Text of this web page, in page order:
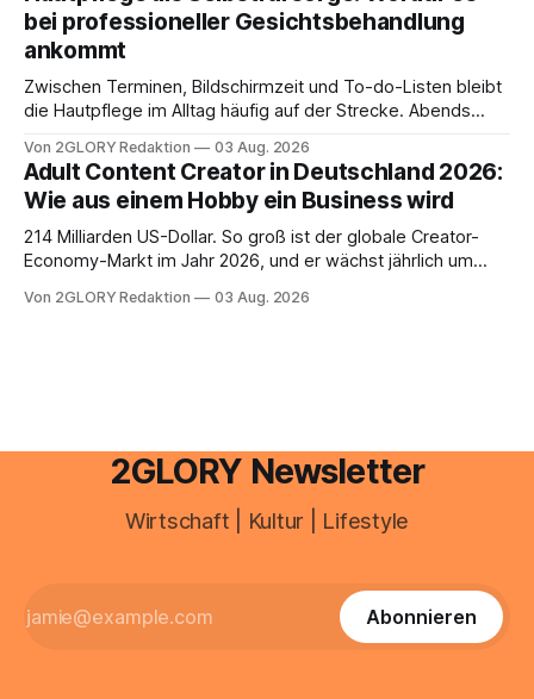
bei professioneller Gesichtsbehandlung
ankommt
Zwischen Terminen, Bildschirmzeit und To-do-Listen bleibt
die Hautpflege im Alltag häufig auf der Strecke. Abends
Drogerie – mehr ist zeitlich oft nicht drin. Dabei reagiert die
Haut empfindlich auf Stress, Schlafmangel und
Umwelteinflüsse: Sie wirkt müde, spannt oder neigt zu
Unreinheiten. Professionelle
Von 2GLORY Redaktion 03 Aug. 2026
Adult Content Creator in Deutschland 2026:
Wie aus einem Hobby ein Business wird
214 Milliarden US-Dollar. So groß ist der globale Creator-
Economy-Markt im Jahr 2026, und er wächst jährlich um
ist längst ein ernstzunehmender Wirtschaftszweig. Weltweit
Von 2GLORY Redaktion 03 Aug. 2026
2GLORY Newsletter
Wirtschaft | Kultur | Lifestyle
Abonnieren